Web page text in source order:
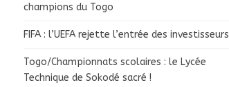
champions du Togo
FIFA : l’UEFA rejette l’entrée des investisseurs
Togo/Championnats scolaires : le Lycée
Technique de Sokodé sacré !